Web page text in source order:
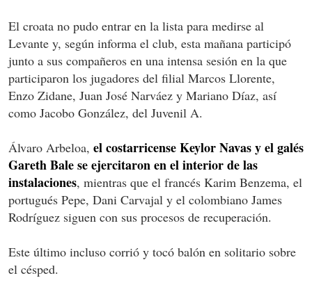
El croata no pudo entrar en la lista para medirse al
Levante y, según informa el club, esta mañana participó
junto a sus compañeros en una intensa sesión en la que
participaron los jugadores del filial Marcos Llorente,
Enzo Zidane, Juan José Narváez y Mariano Díaz, así
como Jacobo González, del Juvenil A.
Álvaro Arbeloa, el costarricense Keylor Navas y el galés
Gareth Bale se ejercitaron en el interior de las
instalaciones, mientras que el francés Karim Benzema, el
portugués Pepe, Dani Carvajal y el colombiano James
Rodríguez siguen con sus procesos de recuperación.
Este último incluso corrió y tocó balón en solitario sobre
el césped.